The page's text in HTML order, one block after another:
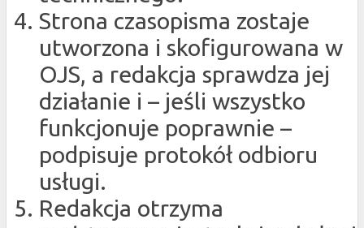
Strona czasopisma zostaje
utworzona i skofigurowana w
OJS, a redakcja sprawdza jej
działanie i – jeśli wszystko
funkcjonuje poprawnie –
podpisuje protokół odbioru
usługi.
Redakcja otrzyma